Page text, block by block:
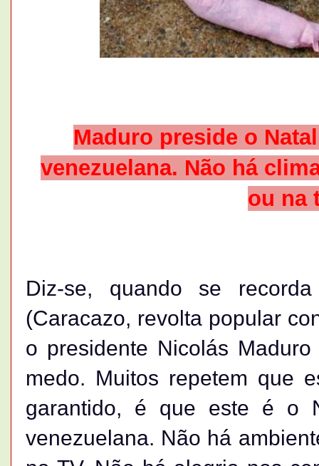
Maduro preside o
venezuelana. Não há
ou na
Diz-se, quando se
(Caracazo, revolta popular
o presidente Nicolás
medo. Muitos repetem que
garantido, é que este é o
venezuelana. Não há